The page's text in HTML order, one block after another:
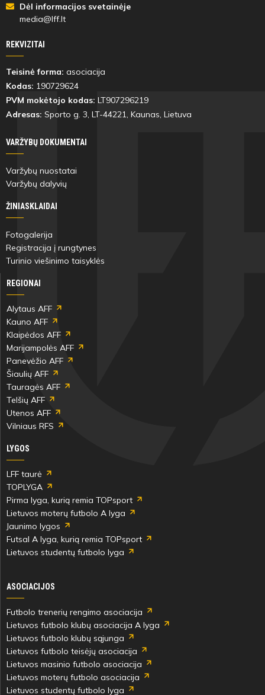
Dėl informacijos svetainėje
media@lff.lt
REKVIZITAI
Teisinė forma: asociacija
Kodas: 190729624
PVM mokėtojo kodas: LT907296219
Adresas: Sporto g. 3, LT-44221, Kaunas, Lietuva
VARŽYBŲ DOKUMENTAI
Varžybų nuostatai
Varžybų dalyvių
ŽINIASKLAIDAI
Fotogalerija
Registracija į rungtynes
Turinio viešinimo taisyklės
REGIONAI
Alytaus AFF
Kauno AFF
Klaipėdos AFF
Marijampolės AFF
Panevėžio AFF
Šiaulių AFF
Tauragės AFF
Telšių AFF
Utenos AFF
Vilniaus RFS
LYGOS
LFF taurė
TOPLYGA
Pirma lyga, kurią remia TOPsport
Lietuvos moterų futbolo A lyga
Jaunimo lygos
Futsal A lyga, kurią remia TOPsport
Lietuvos studentų futbolo lyga
ASOCIACIJOS
Futbolo trenerių rengimo asociacija
Lietuvos futbolo klubų asociacija A lyga
Lietuvos futbolo klubų sąjunga
Lietuvos futbolo teisėjų asociacija
Lietuvos masinio futbolo asociacija
Lietuvos moterų futbolo asociacija
Lietuvos studentų futbolo lyga